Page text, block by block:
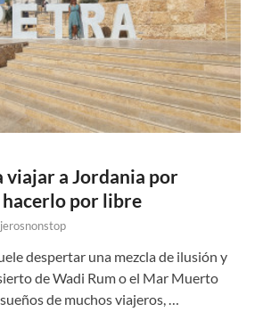
viajar a Jordania por
por libre
despertar una mezcla de ilusión y
de Wadi Rum o el Mar Muerto
de muchos viajeros, …